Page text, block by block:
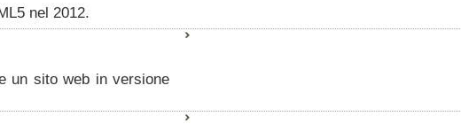
nel 2012.
un sito web in versione